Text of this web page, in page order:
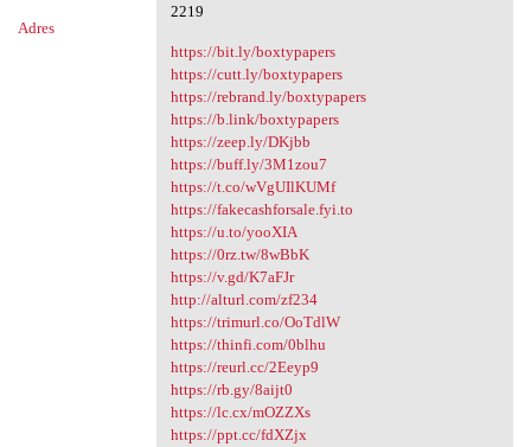
Adres
2219
https://bit.ly/boxtypapers
https://cutt.ly/boxtypapers
https://rebrand.ly/boxtypapers
https://b.link/boxtypapers
https://zeep.ly/DKjbb
https://buff.ly/3M1zou7
https://t.co/wVgUIlKUMf
https://fakecashforsale.fyi.to
https://u.to/yooXIA
https://0rz.tw/8wBbK
https://v.gd/K7aFJr
http://alturl.com/zf234
https://trimurl.co/OoTdlW
https://thinfi.com/0blhu
https://reurl.cc/2Eeyp9
https://rb.gy/8aijt0
https://lc.cx/mOZZXs
https://ppt.cc/fdXZjx